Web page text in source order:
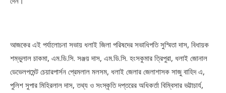
আজকের এই পর্যালোচনা সভায় ধলাই জিলা পরিষদের সভাধিপতি সুস্মিতা দাস, বিধায়ক
শম্ভুলাল চাকমা, এম.ডি.সি. সঞ্জয় দাস, এম.ডি.সি. হংসকুমার ত্রিপুরা, ধলাই জোনাল
ডেভেলপমেন্ট চেয়ারপার্সন প্রেমলাল মলসম, ধলাই জেলার জেলাশাসক সাজু বাহিদ এ,
পুলিশ সুপার মিহিরলাল দাস, তথ্য ও সংস্কৃতি দপ্তরের অধিকর্তা বিম্বিসার ভট্টাচার্য,